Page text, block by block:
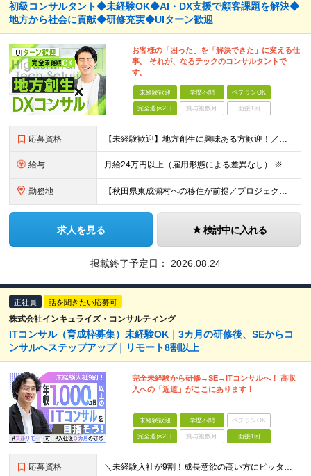
初級コンサルタント◆未経験OK◆AI・DX支援で顧客課題を解決◆
地方から社会に貢献◆研修充実◆UIターン歓迎
お客様の「困った」を「解決できた」に変える仕
事。 それが、なるテックのコンサルタントで
す。
未経験歓迎 学歴不問 ベテランOK
完全週休2日 賞与複数月 面接1回
応募資格 【未経験歓迎】地方創生に興味ある方歓迎！／東成瀬村に移住できる方が対象です ＜経験・スキルは問いません！＞ ★学歴不問 ★IT業界・コンサルタント未経験者も歓迎 ★第二新卒、社会人経験の浅い方もOK
給与 月給24万円以上（雇用形態による差異なし） ※実務経験者は入社前に査定面談を実施のうえスキルや実績をベースに別途提示します。 ※IT・WEB業界の経験が5年以上ある方は、別途査定のうえ給与を決定します
勤務地 【秋田県東成瀬村への移住が前提／プロジェクトにより、客先へ出向いたり、他の自治体に赴任する可能性があります】 秋田県雄勝郡東成瀬村田子内仙人下30-1 東成瀬村山村開発センター内 ★紅茶とコーヒーが無
求人を見る 検討中に入れる
掲載終了予定日： 2026.08.24
正社員 話を聞きたい応募可
株式会社インキュライズ・コンサルティング
ITコンサル（育成枠募集）未経験OK｜3カ月の研修後、SEからコ
ンサルへステップアップ｜リモート8割以上
完全未経験から研修→SE→ITコンサルへ！ 高収
入への「近道」がここにあります！
未経験歓迎 学歴不問 ベテランOK
完全週休2日 賞与複数月 面接1回
応募資格 ＼未経験入社が9割！成長意欲の高い方にピッタリのポジションです／ 「経験も知識もゼロだけど、やってみたい」 ……そんな想いがあれば、ITの知識が全くない未経験の方でも大歓迎。 当社も全力でスキルアッ